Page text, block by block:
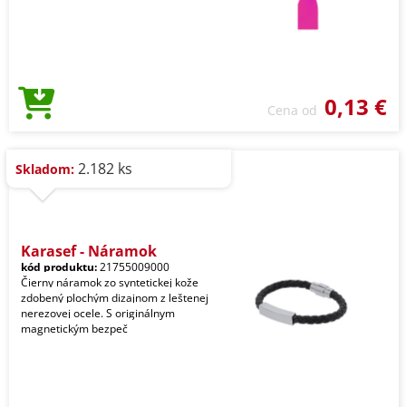
Cena od 0,13 €
Skladom: 2.182 ks
Karasef - Náramok
kód produktu:21755009000
Čierny náramok zo syntetickej kože
zdobený plochým dizajnom z leštenej
nerezovej ocele. S originálnym
magnetickým bezpeč